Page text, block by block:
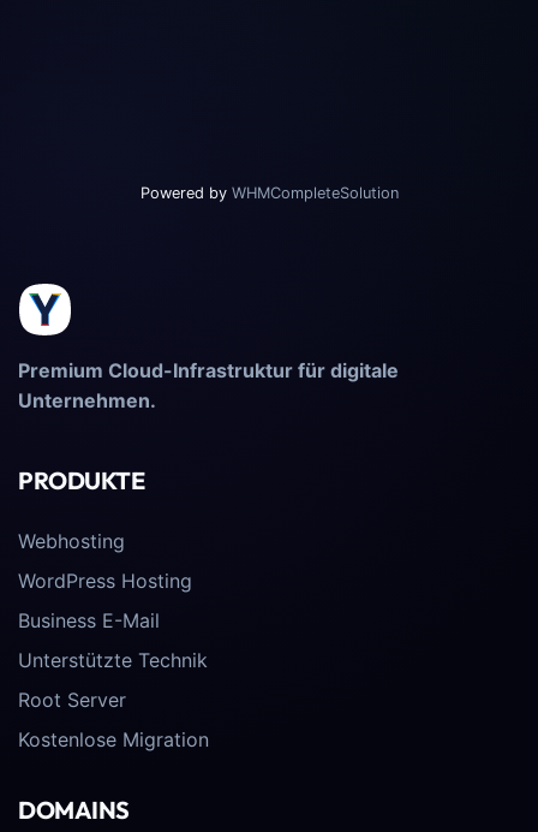
Powered by WHMCompleteSolution
Premium Cloud-Infrastruktur für digitale
Unternehmen.
PRODUKTE
Webhosting
WordPress Hosting
Business E-Mail
Unterstützte Technik
Root Server
Kostenlose Migration
DOMAINS